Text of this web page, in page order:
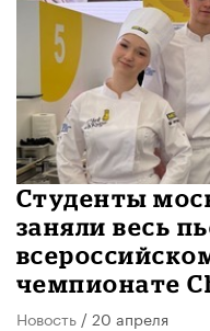
Студенты
заняли весь
чемпионате
Новость / 20 апреля